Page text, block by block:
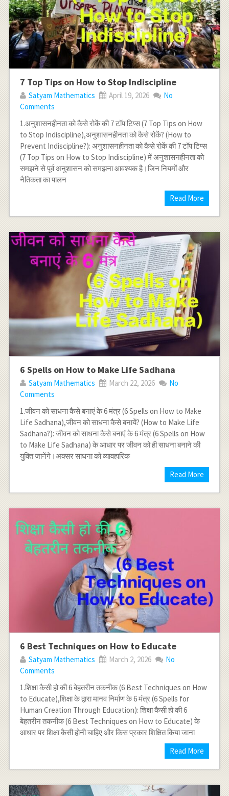
7 Top Tips on How to Stop Indiscipline
Satyam Mathematics April 19, 2026
No
Comments
1.अनुशासनहीनता को कैसे रोकें की 7 टॉप टिप्स (7 Top Tips on How
to Stop Indiscipline),अनुशासनहीनता को कैसे रोकें? (How to
Prevent Indiscipline?): अनुशासनहीनता को कैसे रोकें की 7 टॉप टिप्स
(7 Top Tips on How to Stop Indiscipline) में अनुशासनहीनता को
समझने से पूर्व अनुशासन को समझना आवश्यक है।जिन नियमों और
नैतिकता का पालन
Read More
6 Spells on How to Make Life Sadhana
Satyam Mathematics March 22, 2026
No
Comments
1.जीवन को साधना कैसे बनाएं के 6 मंत्र (6 Spells on How to Make
Life Sadhana),जीवन को साधना कैसे बनायें? (How to Make Life
Sadhana?): जीवन को साधना कैसे बनाएं के 6 मंत्र (6 Spells on How
to Make Life Sadhana) के आधार पर जीवन को ही साधना बनाने की
युक्ति जानेंगे।अक्सर साधना को व्यावहारिक
Read More
6 Best Techniques on How to Educate
Satyam Mathematics March 2, 2026
No
Comments
1.शिक्षा कैसी हो की 6 बेहतरीन तकनीक (6 Best Techniques on How
to Educate),शिक्षा के द्वारा मानव निर्माण के 6 मंत्र (6 Spells for
Human Creation Through Education): शिक्षा कैसी हो की 6
बेहतरीन तकनीक (6 Best Techniques on How to Educate) के
आधार पर शिक्षा कैसी होनी चाहिए और किस प्रकार शिक्षित किया जाना
Read More